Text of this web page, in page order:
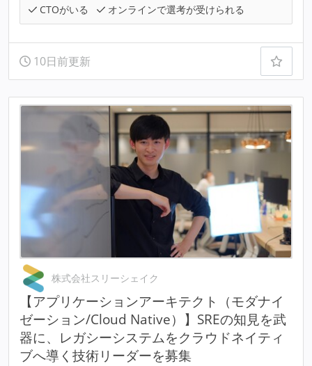
CTOがいる
オンラインで選考が受けられる
10日前更新
株式会社スリーシェイク
【アプリケーションアーキテクト（モダナイ
ゼーション/Cloud Native）】SREの知見を武
器に、レガシーシステムをクラウドネイティ
ブへ導く技術リーダーを募集